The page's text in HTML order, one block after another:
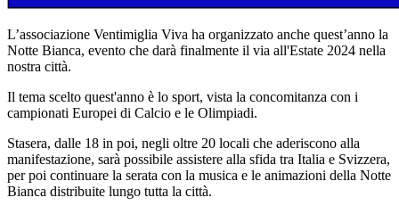
L’associazione Ventimiglia Viva ha organizzato anche quest’anno la
Notte Bianca, evento che darà finalmente il via all'Estate 2024 nella
nostra città.
Il tema scelto quest'anno è lo sport, vista la concomitanza con i
campionati Europei di Calcio e le Olimpiadi.
Stasera, dalle 18 in poi, negli oltre 20 locali che aderiscono alla
manifestazione, sarà possibile assistere alla sfida tra Italia e Svizzera,
per poi continuare la serata con la musica e le animazioni della Notte
Bianca distribuite lungo tutta la città.